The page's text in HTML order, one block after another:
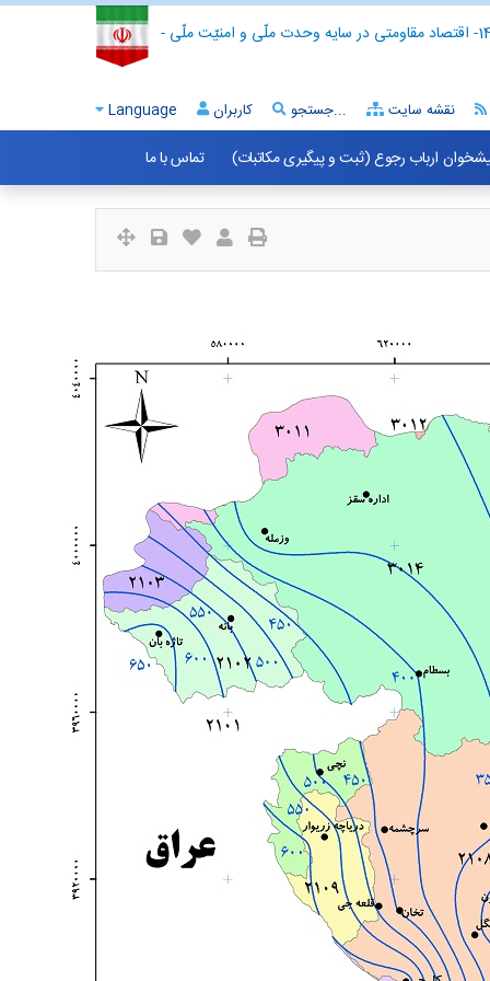
- اقتصاد مقاومتی در سایه وحدت ملّی و امنیّت ملّی -
Language کاربران جستجو... نقشه سایت
ارباب رجوع (ثبت و پیگیری مکاتبات) تماس با ما